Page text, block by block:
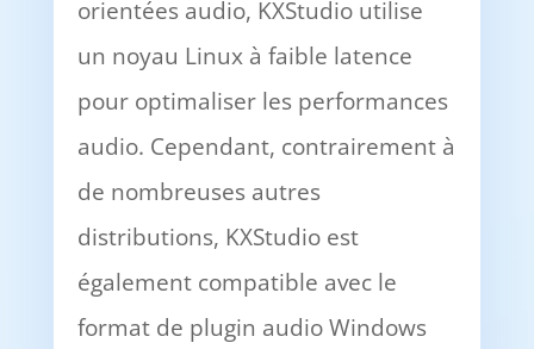
orientées audio, KXStudio utilise
un noyau Linux à faible latence
pour optimaliser les performances
audio. Cependant, contrairement à
de nombreuses autres
distributions, KXStudio est
également compatible avec le
format de plugin audio Windows